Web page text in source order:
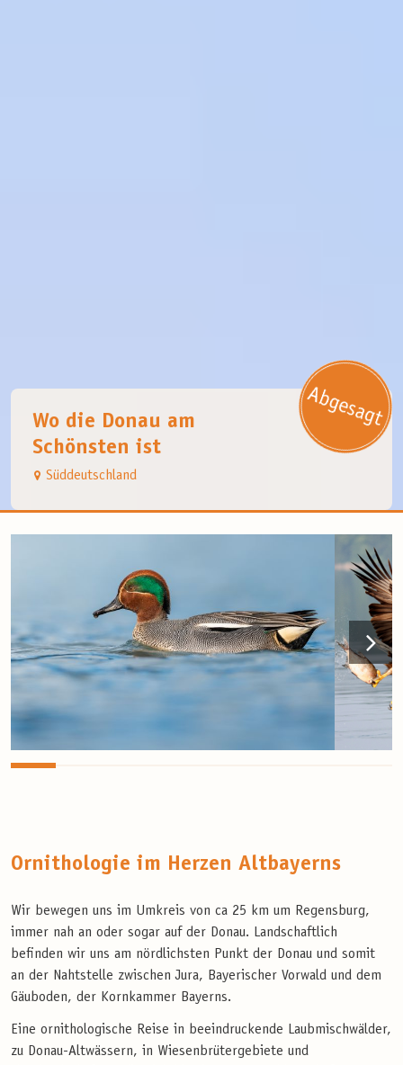
Wo die Donau am
Schönsten ist
Süddeutschland
Ornithologie im Herzen Altbayerns
Wir bewegen uns im Umkreis von ca 25 km um Regensburg,
immer nah an oder sogar auf der Donau. Landschaftlich
befinden wir uns am nördlichsten Punkt der Donau und somit
an der Nahtstelle zwischen Jura, Bayerischer Vorwald und dem
Gäuboden, der Kornkammer Bayerns.
Eine ornithologische Reise in beeindruckende Laubmischwälder,
zu Donau-Altwässern, in Wiesenbrütergebiete und